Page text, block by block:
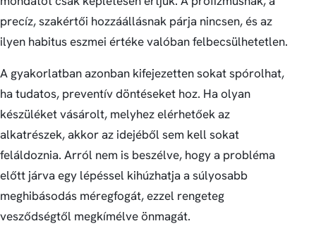
precíz, szakértői hozzáállásnak párja nincsen, és az
ilyen habitus eszmei értéke valóban felbecsülhetetlen.
A gyakorlatban azonban kifejezetten sokat spórolhat,
ha tudatos, preventív döntéseket hoz. Ha olyan
készüléket vásárolt, melyhez elérhetőek az
alkatrészek, akkor az idejéből sem kell sokat
feláldoznia. Arról nem is beszélve, hogy a probléma
előtt járva egy lépéssel kihúzhatja a súlyosabb
meghibásodás méregfogát, ezzel rengeteg
vesződségtől megkímélve önmagát.